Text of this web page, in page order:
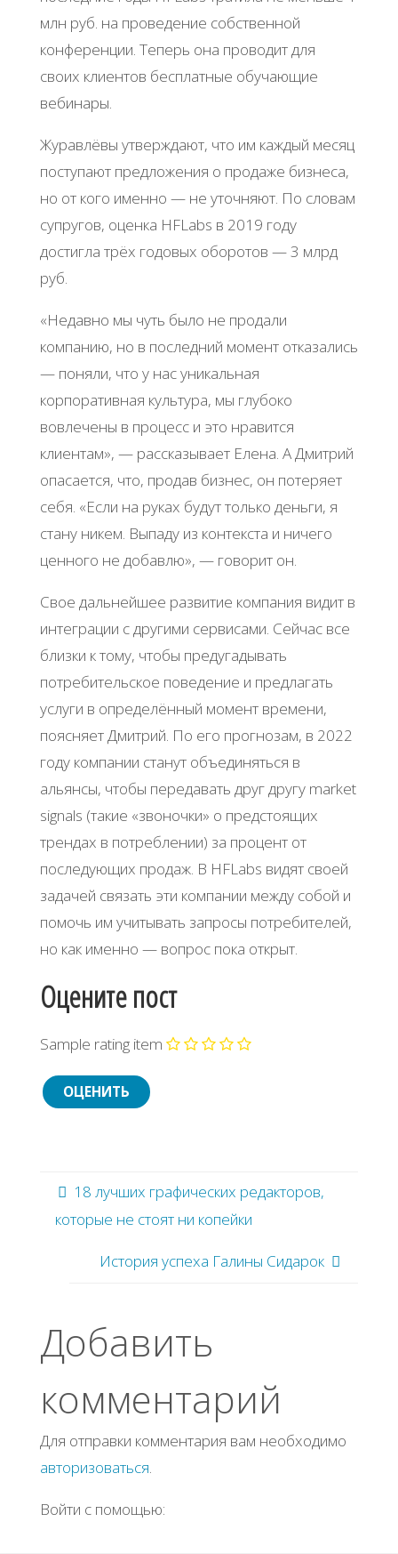
млн руб. на проведение собственной
конференции. Теперь она проводит для
своих клиентов бесплатные обучающие
вебинары.
Журавлёвы утверждают, что им каждый месяц
поступают предложения о продаже бизнеса,
но от кого именно — не уточняют. По словам
супругов, оценка HFLabs в 2019 году
достигла трёх годовых оборотов — 3 млрд
руб.
«Недавно мы чуть было не продали
компанию, но в последний момент отказались
— поняли, что у нас уникальная
корпоративная культура, мы глубоко
вовлечены в процесс и это нравится
клиентам», — рассказывает Елена. А Дмитрий
опасается, что, продав бизнес, он потеряет
себя. «Если на руках будут только деньги, я
стану никем. Выпаду из контекста и ничего
ценного не добавлю», — говорит он.
Свое дальнейшее развитие компания видит в
интеграции с другими сервисами. Сейчас все
близки к тому, чтобы предугадывать
потребительское поведение и предлагать
услуги в определённый момент времени,
поясняет Дмитрий. По его прогнозам, в 2022
году компании станут объединяться в
альянсы, чтобы передавать друг другу market
signals (такие «звоночки» о предстоящих
трендах в потреблении) за процент от
последующих продаж. В HFLabs видят своей
задачей связать эти компании между собой и
помочь им учитывать запросы потребителей,
но как именно — вопрос пока открыт.
Оцените пост
Sample rating item
18 лучших графических редакторов,
которые не стоят ни копейки
История успеха Галины Сидарок
Добавить
комментарий
Для отправки комментария вам необходимо
авторизоваться.
Войти с помощью: